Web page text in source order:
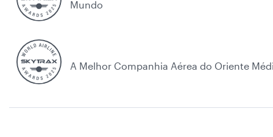
Mundo
A Melhor Companhia Aérea do Oriente